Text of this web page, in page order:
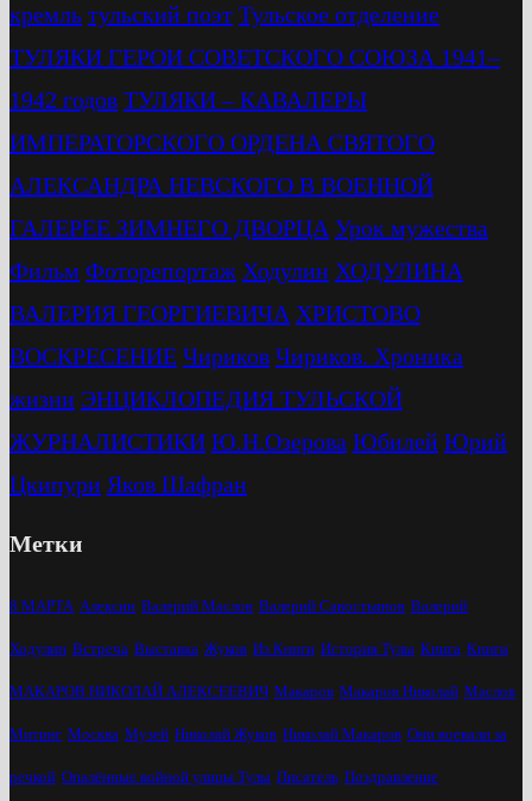
кремль тульский поэт Тульское отделение
ТУЛЯКИ ГЕРОИ СОВЕТСКОГО СОЮЗА 1941–
1942 годов ТУЛЯКИ – КАВАЛЕРЫ
ИМПЕРАТОРСКОГО ОРДЕНА СВЯТОГО
АЛЕКСАНДРА НЕВСКОГО В ВОЕННОЙ
ГАЛЕРЕЕ ЗИМНЕГО ДВОРЦА Урок мужества
Фильм Фоторепортаж Ходулин ХОДУЛИНА
ВАЛЕРИЯ ГЕОРГИЕВИЧА ХРИСТОВО
ВОСКРЕСЕНИЕ Чириков Чириков. Хроника
жизни ЭНЦИКЛОПЕДИЯ ТУЛЬСКОЙ
ЖУРНАЛИСТИКИ Ю.Н.Озерова Юбилей Юрий
Цкипури Яков Шафран
Метки
8 МАРТА Алексин Валерий Маслов Валерий Савостьянов Валерий
Ходулин Встреча Выставка Жуков Из Книги История Тулы Книга Книги
МАКАРОВ НИКОЛАЙ АЛЕКСЕЕВИЧ Макаров Макаров Николай Маслов
Митинг Москва Музей Николай Жуков Николай Макаров Они воевали за
речкой Опалённые войной улицы Тулы Писатель Поздравление